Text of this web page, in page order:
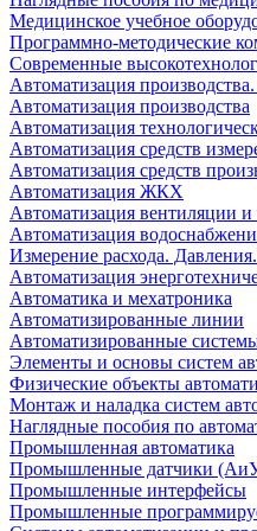
Медицинское учебное
Программно-методические
Современные
Автоматизация
Автоматизация производства
Автоматизация
Автоматизация средств
Автоматизация средств
Автоматизация ЖКХ
Автоматизация вентиляции и
Автоматизация
Измерение расхода.
Автоматизация
Автоматика и мехатроника
Автоматизированные линии
Автоматизированные
Элементы и основы систем
Физические объекты
Монтаж и наладка систем
Наглядные пособия по
Промышленная автоматика
Промышленные датчики
Промышленные интерфейсы
Промышленные